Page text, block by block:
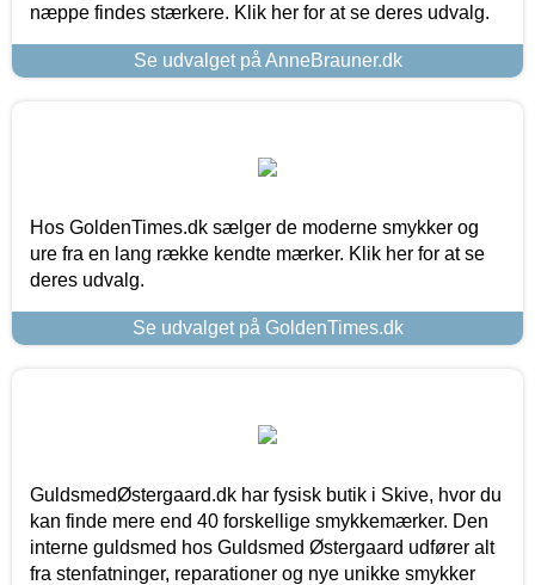
næppe findes stærkere. Klik her for at se deres udvalg.
Se udvalget på AnneBrauner.dk
Hos GoldenTimes.dk sælger de moderne smykker og
ure fra en lang række kendte mærker. Klik her for at se
deres udvalg.
Se udvalget på GoldenTimes.dk
GuldsmedØstergaard.dk har fysisk butik i Skive, hvor du
kan finde mere end 40 forskellige smykkemærker. Den
interne guldsmed hos Guldsmed Østergaard udfører alt
fra stenfatninger, reparationer og nye unikke smykker